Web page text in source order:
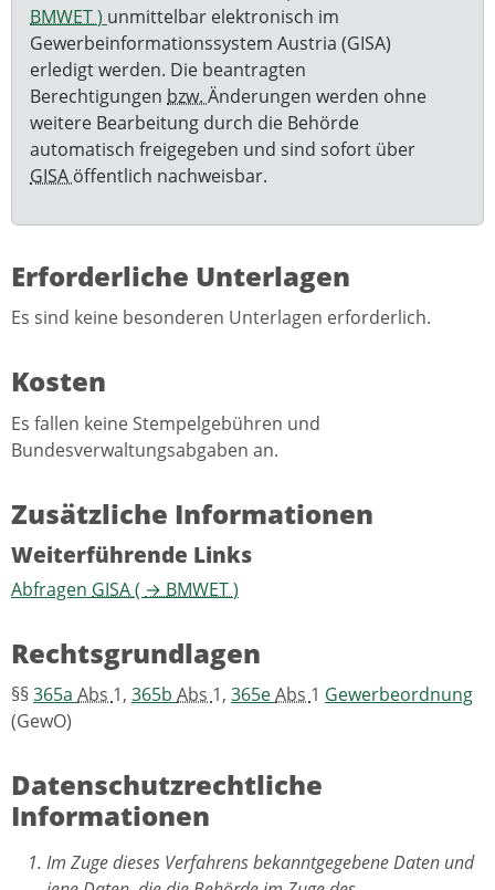
BMWET) unmittelbar elektronisch im
Gewerbeinformationssystem Austria (GISA)
erledigt werden. Die beantragten
Berechtigungen bzw. Änderungen werden ohne
weitere Bearbeitung durch die Behörde
automatisch freigegeben und sind sofort über
GISA öffentlich nachweisbar.
Erforderliche Unterlagen
Es sind keine besonderen Unterlagen erforderlich.
Kosten
Es fallen keine Stempelgebühren und
Bundesverwaltungsabgaben an.
Zusätzliche Informationen
Weiterführende Links
Abfragen GISA( → BMWET)
Rechtsgrundlagen
§§365a Abs 1, 365b Abs 1, 365eAbs 1 Gewerbeordnung
(GewO)
Datenschutzrechtliche
Informationen
Im Zuge dieses Verfahrens bekanntgegebene Daten und